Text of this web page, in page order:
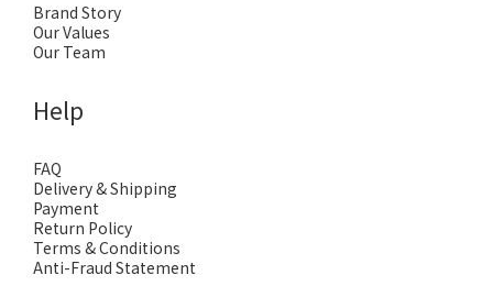
Brand Story
Our Values
Our Team
Help
FAQ
Delivery & Shipping
Payment
Return Policy
Terms & Conditions
Anti-Fraud Statement